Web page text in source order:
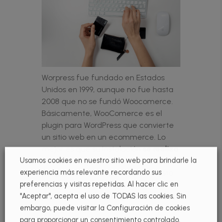
Worpress fue fundado en Estados
Unidos en 1999, aunque no fue hasta
2008 que no se fundó Woocomerce.
Básicamente, WooComerce es el
plugin para WordPress que convierte
un sitio web en un ecommerce. Lo
mejor es que su instalaciónse realiza
fácilmente , ysin necesidad de saber
programación. Una vez que ya está
instalado, se pueden subir los
productos, crear categorías y
configurar gastos de envío. Cuando
estos pasos ya están configurados, la
Usamos cookies en nuestro sitio web para brindarle la
experiencia más relevante recordando sus
preferencias y visitas repetidas. Al hacer clic en
"Aceptar", acepta el uso de TODAS las cookies. Sin
embargo, puede visitar la Configuración de cookies
para proporcionar un consentimiento controlado.